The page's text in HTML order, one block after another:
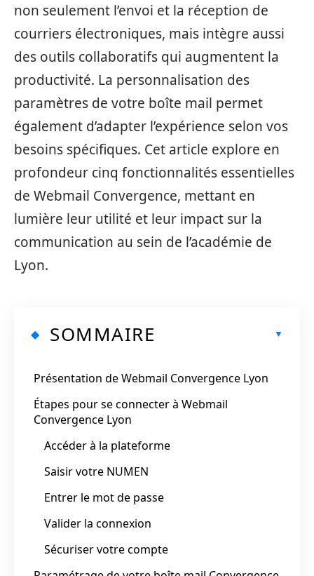
non seulement l’envoi et la réception de
courriers électroniques, mais intègre aussi
des outils collaboratifs qui augmentent la
productivité. La personnalisation des
paramètres de votre boîte mail permet
également d’adapter l’expérience selon vos
besoins spécifiques. Cet article explore en
profondeur cinq fonctionnalités essentielles
de Webmail Convergence, mettant en
lumière leur utilité et leur impact sur la
communication au sein de l’académie de
Lyon.
SOMMAIRE
Présentation de Webmail Convergence Lyon
Étapes pour se connecter à Webmail
Convergence Lyon
Accéder à la plateforme
Saisir votre NUMEN
Entrer le mot de passe
Valider la connexion
Sécuriser votre compte